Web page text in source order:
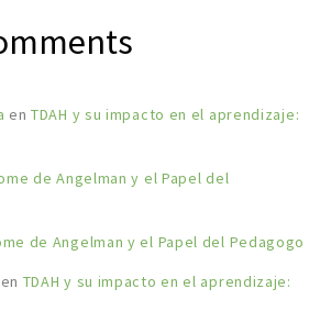
enTDAH y su impacto en el aprendizaje:
de Angelman y el Papel del
de Angelman y el Papel del Pedagogo
en TDAH y su impacto en el aprendizaje: